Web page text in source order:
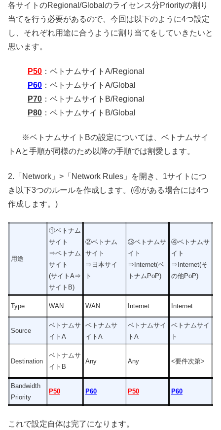
各サイトのRegional/Globalのライセンス分Priorityの割り
当てを行う必要があるので、今回は以下のように4つ設定
し、それぞれ用途に合うように割り当てをしていきたいと
思います。
P50 ：ベトナムサイトA/Regional
P60 ：ベトナムサイトA/Global
P70 ：ベトナムサイトB/Regional
P80 ：ベトナムサイトB/Global
※ベトナムサイトBの設定については、ベトナムサイ
トAと手順が同様のため以降の手順では割愛します。
2.「Network」>「Network Rules」を開き、1サイトにつ
き以下3つのルールを作成します。(④がある場合には4つ
作成します。)
用途
①ベトナム
サイト
⇒ベトナム
サイト
(サイトA⇒
サイトB)
②ベトナム
サイト
⇒日本サイ
ト
③ベトナムサ
イト
⇒Internet(ベ
トナムPoP)
④ベトナムサ
イト
⇒Internet(そ
の他PoP)
Type WAN WAN Internet Internet
Source
ベトナムサ
イトA
ベトナムサ
イトA
ベトナムサイ
トA
ベトナムサイ
ト
Destination
ベトナムサ
イトB
Any Any <要件次第>
Bandwidth
Priority
P50 P60 P50 P60
これで設定自体は完了になります。